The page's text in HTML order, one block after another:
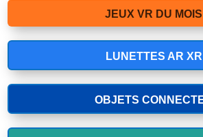
JEUX VR DU MOIS
LUNETTES AR XR
OBJETS